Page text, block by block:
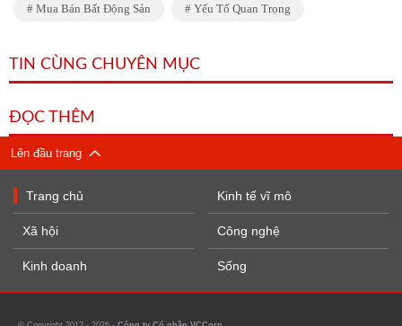
Mua Bán Bất Động Sản Yếu Tố Quan Trọng
TIN CÙNG CHUYÊN MỤC
ĐỌC THÊM
Lên đầu trang
Trang chủ
Xã hội
Kinh doanh
Kinh tế vĩ mô
Công nghệ
Sống